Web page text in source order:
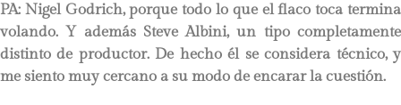
PA: Nigel Godrich, porque todo lo que el flaco toca termina
volando. Y además Steve Albini, un tipo completamente
distinto de productor. De hecho él se considera técnico, y
me siento muy cercano a su modo de encarar la cuestión.